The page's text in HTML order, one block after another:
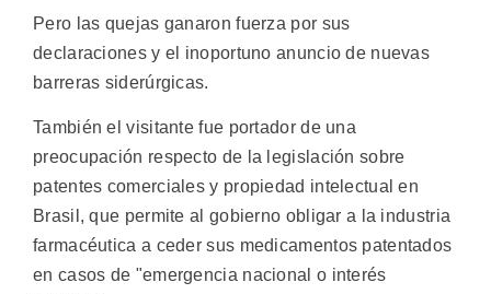
Pero las quejas ganaron fuerza por sus
declaraciones y el inoportuno anuncio de nuevas
barreras siderúrgicas.
También el visitante fue portador de una
preocupación respecto de la legislación sobre
patentes comerciales y propiedad intelectual en
Brasil, que permite al gobierno obligar a la industria
farmacéutica a ceder sus medicamentos patentados
en casos de "emergencia nacional o interés